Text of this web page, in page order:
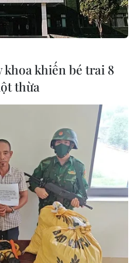
bút
sản phẩm
chưa
Vinci
dân của
khoa khiến bé trai 8
thừa